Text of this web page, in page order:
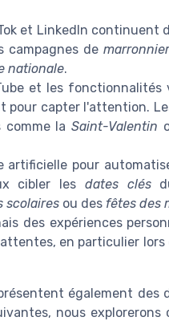
et LinkedIn continuent
campagnes de
nationale.
et les fonctionnalités
pour capter l'attention.
la Saint-Valentin
pour
cibler les dates clés
scolaires ou des fêtes des
des expériences
en particulier lors
également des
nous explorerons